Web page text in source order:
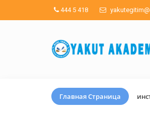
444 5 418
Главная Страница